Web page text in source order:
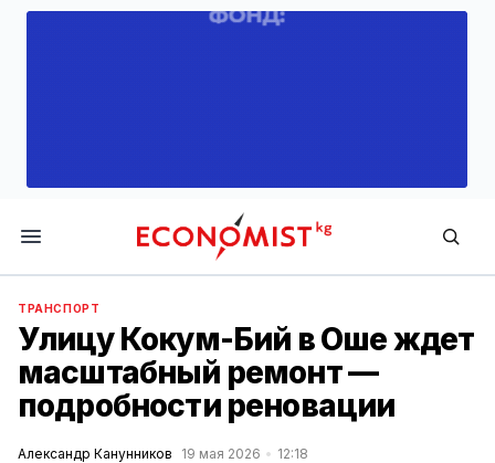
Economist.kg
ТРАНСПОРТ
Улицу Кокум-Бий в Оше ждет
масштабный ремонт —
подробности реновации
Александр Канунников 19 мая 2026 12:18